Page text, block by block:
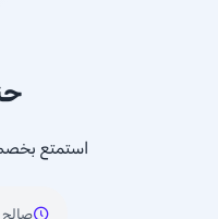
استمتع